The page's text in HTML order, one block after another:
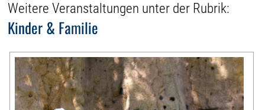
Weitere Veranstaltungen unter der Rubrik:
Kinder & Familie